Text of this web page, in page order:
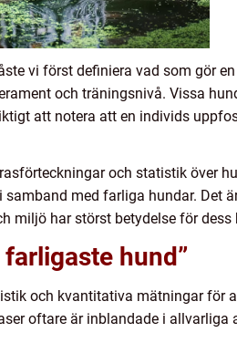
vi först definiera vad som gör
och träningsnivå. Vissa
att notera att en individs
och statistik över
med farliga hundar. Det
miljö har störst betydelse för dess
hund”
och kvantitativa mätningar för
oftare är inblandade i allvarliga